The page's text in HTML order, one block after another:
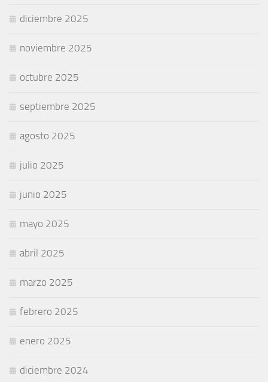
diciembre 2025
noviembre 2025
octubre 2025
septiembre 2025
agosto 2025
julio 2025
junio 2025
mayo 2025
abril 2025
marzo 2025
febrero 2025
enero 2025
diciembre 2024